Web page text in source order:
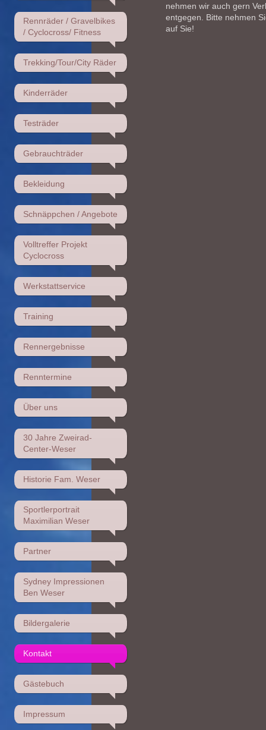
Rennräder / Gravelbikes
/ Cyclocross/ Fitness
Trekking/Tour/City Räder
Kinderräder
Testräder
Gebrauchträder
Bekleidung
Schnäppchen / Angebote
Volltreffer Projekt
Cyclocross
Werkstattservice
Training
Rennergebnisse
Renntermine
Über uns
30 Jahre Zweirad-
Center-Weser
Historie Fam. Weser
Sportlerportrait
Maximilian Weser
Partner
Sydney Impressionen
Ben Weser
Bildergalerie
Kontakt
Gästebuch
Impressum
nehmen wir auch gern
entgegen. Bitte nehmen
auf Sie!